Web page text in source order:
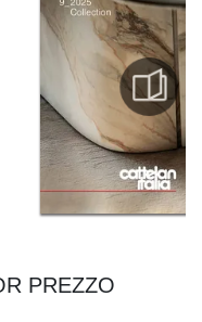
PREZZO